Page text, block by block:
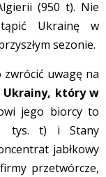
(950 t). Nie
Ukrainę w
sezonie.
zwrócić uwagę na
Ukrainy, który w
jego biorcy to
tys. t) i Stany
jabłkowy
przetwórcze,